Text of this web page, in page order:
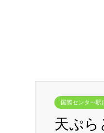
国際センター駅
天ぷら